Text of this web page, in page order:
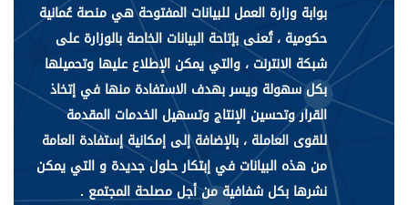
بوابة وزارة العمل للبيانات المفتوحة هي منصة عُمانية
حكومية ، تُعنى بإتاحة البيانات الخاصة بالوزارة على
شبكة الانترنت ، والتي يمكن الإطلاع عليها وتحميلها
بكل سهولة ويسر بهدف الاستفادة منها في إتخاذ
القرار وتحسين الإنتاج وتسهيل الخدمات المقدمة
للقوى العاملة ، بالإضافة إلى إمكانية إستفادة العامة
من هذه البيانات في إبتكار حلول جديدة و التي يمكن
نشرها بكل شفافية من أجل مصلحة المجتمع .